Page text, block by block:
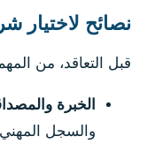
نصائح لاختيار
قبل التعاقد، من
الخبرة
والسجل